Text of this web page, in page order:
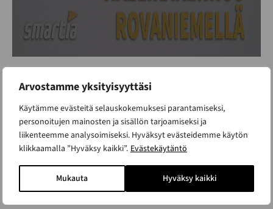
Arvostamme yksityisyyttäsi
Käytämme evästeitä selauskokemuksesi parantamiseksi,
personoitujen mainosten ja sisällön tarjoamiseksi ja
liikenteemme analysoimiseksi. Hyväksyt evästeidemme käytön
klikkaamalla ”Hyväksy kaikki”. Evästekäytäntö
Mukauta Hyväksy kaikki